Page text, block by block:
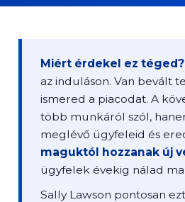
Miért érdekel ez téged?
az induláson. Van bevált
ismered a piacodat. A
több munkáról szól,
meglévő ügyfeleid és
maguktól hozzanak új
ügyfelek évekig nálad
Sally Lawson pontosan